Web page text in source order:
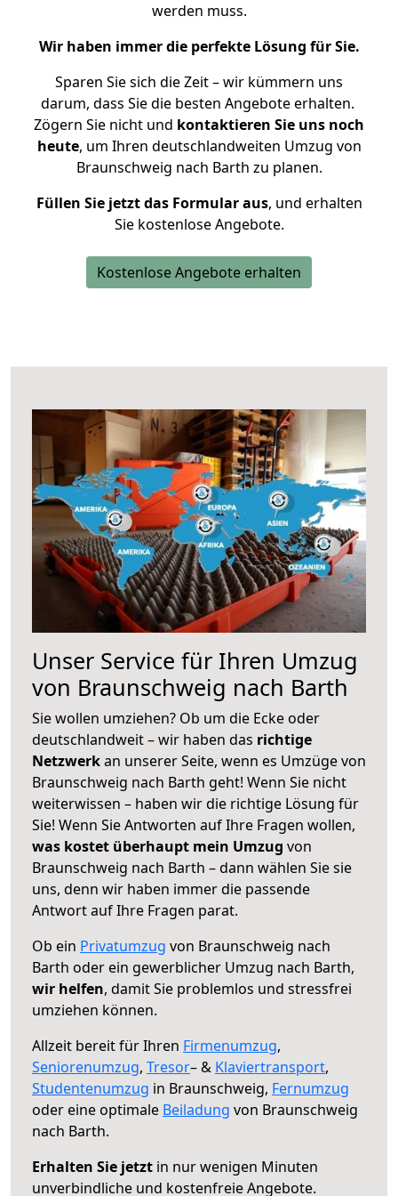
werden muss.
Wir haben immer die perfekte Lösung für Sie.
Sparen Sie sich die Zeit – wir kümmern uns
darum, dass Sie die besten Angebote erhalten.
Zögern Sie nicht und kontaktieren Sie uns noch
heute, um Ihren deutschlandweiten Umzug von
Braunschweig nach Barth zu planen.
Füllen Sie jetzt das Formular aus, und erhalten
Sie kostenlose Angebote.
Kostenlose Angebote erhalten
Unser Service für Ihren Umzug
von Braunschweig nach Barth
Sie wollen umziehen? Ob um die Ecke oder
deutschlandweit – wir haben das richtige
Netzwerkan unserer Seite, wenn es Umzüge von
Braunschweig nach Barth geht! Wenn Sie nicht
weiterwissen – haben wir die richtige Lösung für
Sie! Wenn Sie Antworten auf Ihre Fragen wollen,
was kostet überhaupt mein Umzug von
Braunschweig nach Barth – dann wählen Sie sie
uns, denn wir haben immer die passende
Antwort auf Ihre Fragen parat.
Ob ein Privatumzug von Braunschweig nach
Barth oder ein gewerblicher Umzug nach Barth,
wir helfen, damit Sie problemlos und stressfrei
umziehen können.
Allzeit bereit für Ihren Firmenumzug,
Seniorenumzug, Tresor– & Klaviertransport,
Studentenumzug in Braunschweig, Fernumzug
oder eine optimale Beiladung von Braunschweig
nach Barth.
Erhalten Sie jetzt in nur wenigen Minuten
unverbindliche und kostenfreie Angebote.